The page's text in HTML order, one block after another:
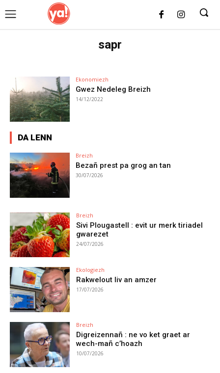
sapr
Ekonomiezh
Gwez Nedeleg Breizh
14/12/2022
DA LENN
Breizh
Bezañ prest pa grog an tan
30/07/2026
Breizh
Sivi Plougastell : evit ur merk tiriadel
gwarezet
24/07/2026
Ekologiezh
Rakwelout liv an amzer
17/07/2026
Breizh
Digreizennañ : ne vo ket graet ar
wech-mañ c’hoazh
10/07/2026